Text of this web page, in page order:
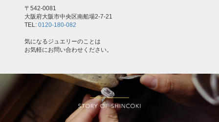
〒542-0081
大阪府大阪市中央区南船場2-7-21
TEL: 0120-180-082
気になるジュエリーのことは
お気軽にお問い合わせください。